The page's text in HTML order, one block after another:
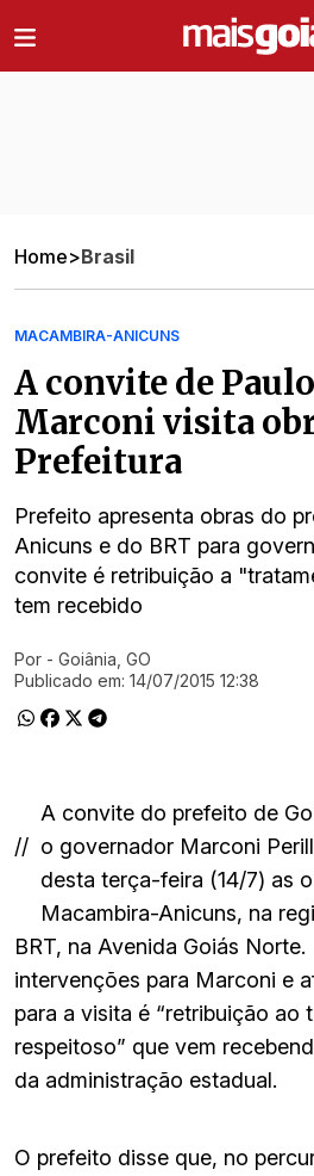
Home>Brasil
MACAMBIRA-ANICUNS
A convite de
Marconi visita
Prefeitura
Prefeito apresenta obras do
Anicuns e do BRT para
convite é retribuição a
tem recebido
Ir direto pra matéria
Por - Goiânia, GO
Publicado em: 14/07/2015 12:38
//
A convite do prefeito de
o governador Marconi
desta terça-feira (14/7) as
Macambira-Anicuns, na
BRT, na Avenida Goiás
intervenções para Marconi e
para a visita é “retribuição ao
respeitoso” que vem
da administração estadual.
O prefeito disse que, no